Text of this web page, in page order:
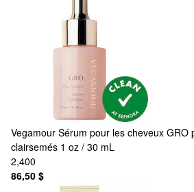
Vegamour Sérum pour les cheveux GRO
clairsemés 1 oz / 30 mL
2,400
86,50 $